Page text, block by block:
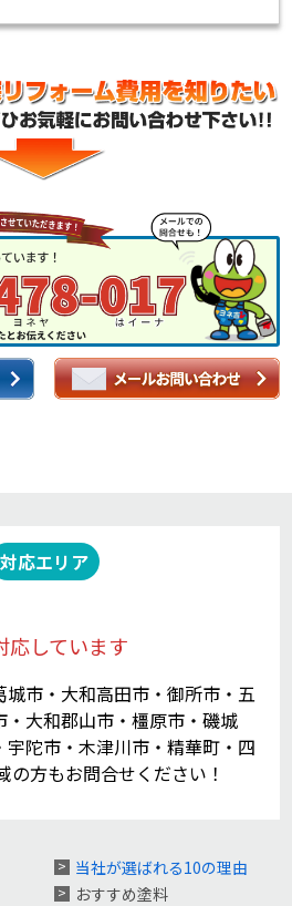
対応エリア
応しています
市・大和高田市・御所市・五
大和郡山市・橿原市・磯城
陀市・木津川市・精華町・四
の方もお問合せください！
当社が選ばれる10の理由
おすすめ塗料